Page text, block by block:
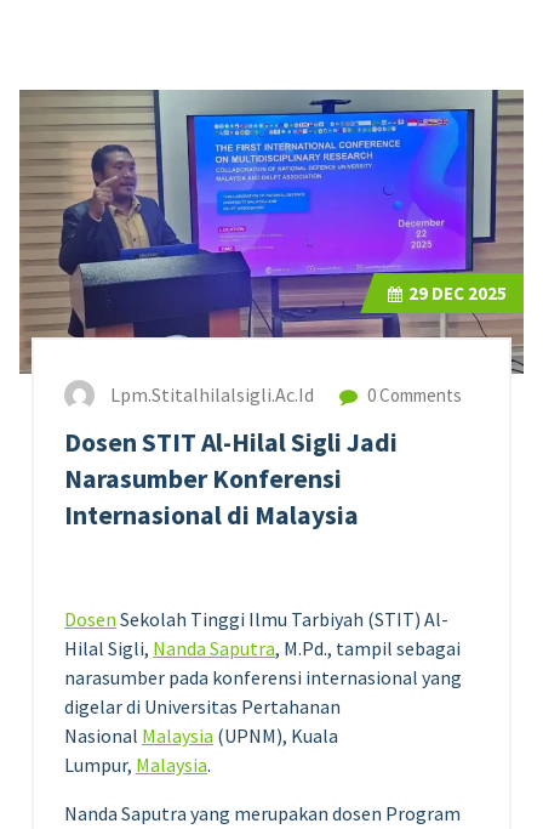
29 DEC 2025
Lpm.stitalhilalsigli.ac.id 0 Comments
Dosen STIT Al-Hilal Sigli Jadi
Narasumber Konferensi
Internasional di Malaysia
Dosen Sekolah Tinggi Ilmu Tarbiyah (STIT) Al-
Hilal Sigli, Nanda Saputra, M.Pd., tampil sebagai
narasumber pada konferensi internasional yang
digelar di Universitas Pertahanan
Nasional Malaysia (UPNM), Kuala
Lumpur, Malaysia.
Nanda Saputra yang merupakan dosen Program